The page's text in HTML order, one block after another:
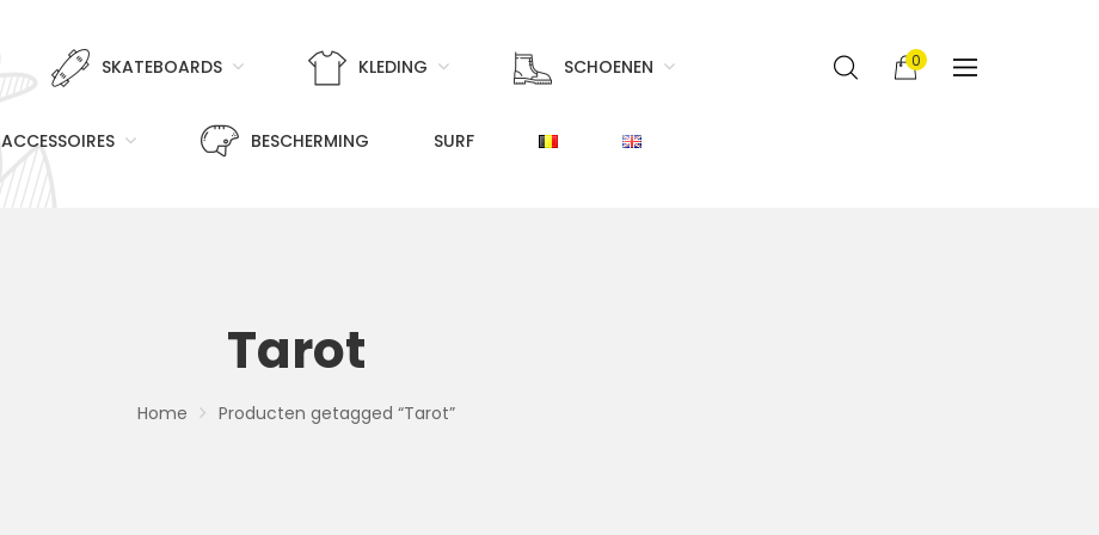
SKATEBOARDS KLEDING SCHOENEN
ACCESSOIRES BESCHERMING SURF
0
Tarot
Home Producten getagged “Tarot”